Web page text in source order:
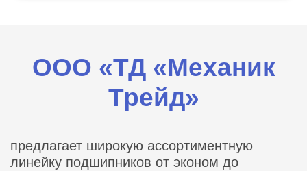
ООО «ТД «Механик
Трейд»
предлагает широкую ассортиментную
линейку подшипников от эконом до